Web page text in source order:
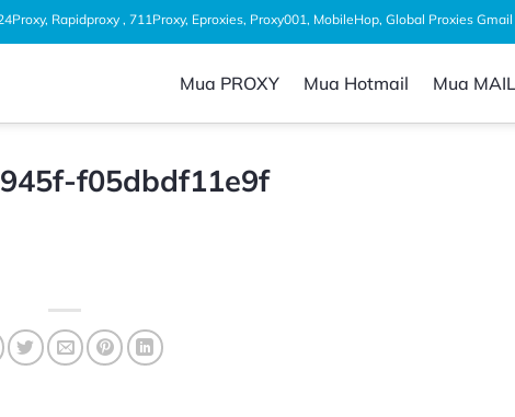
Rapidproxy , 711Proxy, Eproxies, Proxy001, MobileHop, Global Proxies
Mua PROXY Mua Hotmail Mua MAIL
f05dbdf11e9f